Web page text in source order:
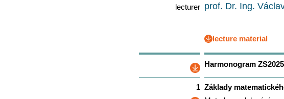
lecturer prof. Dr. Ing.
lecture material
Harmonogram
1 Základy